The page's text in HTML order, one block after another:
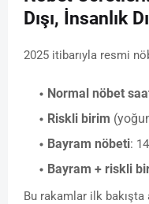
Dışı, İnsanlık
2025 itibarıyla resmi
Normal nöbet
Riskli birim
Bayram nöbeti:
Bayram + riskli
Bu rakamlar ilk